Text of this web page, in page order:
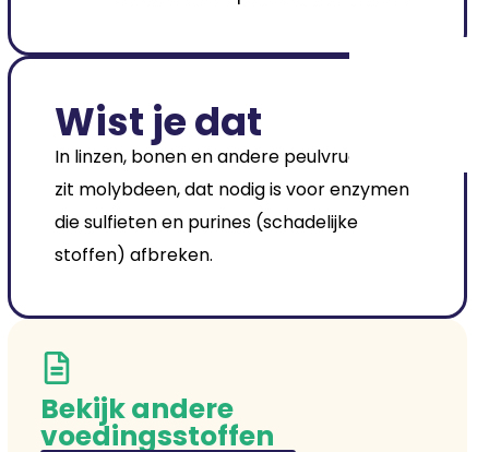
Wist je dat
In linzen, bonen en andere peulvruchten
zit molybdeen, dat nodig is voor enzymen
die sulfieten en purines (schadelijke
stoffen) afbreken.
Bekijk andere
voedingsstoffen